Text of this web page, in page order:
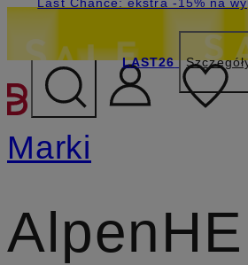
PRZEJDŹ DO
LAST26
Marki